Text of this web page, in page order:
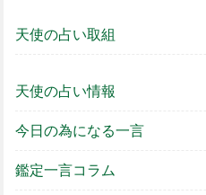
天使の占い取組
天使の占い情報
今日の為になる一言
鑑定一言コラム